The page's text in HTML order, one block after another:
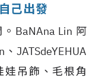
己出發
BaNAna Lin 阿
JATSdeYEHUA
娃吊飾、毛根角